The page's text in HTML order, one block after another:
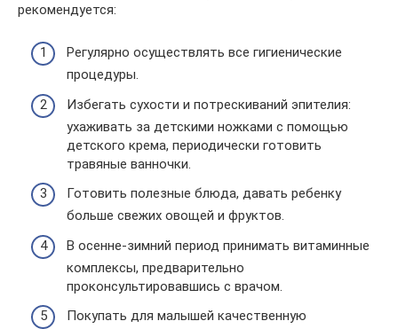
рекомендуется:
Регулярно осуществлять все гигиенические
процедуры.
Избегать сухости и потрескиваний эпителия:
ухаживать за детскими ножками с помощью
детского крема, периодически готовить
травяные ванночки.
Готовить полезные блюда, давать ребенку
больше свежих овощей и фруктов.
В осенне-зимний период принимать витаминные
комплексы, предварительно
проконсультировавшись с врачом.
Покупать для малышей качественную